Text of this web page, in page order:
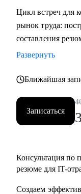
Цикл встреч для
рынок труда:
составления
Развернуть
Ближайшая
Записаться
Консультация по
резюме для IT-
Создаем